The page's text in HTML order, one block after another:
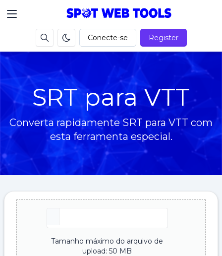
Conecte-se Register
SRT para VTT
Converta rapidamente SRT para VTT com
esta ferramenta especial.
Tamanho máximo do arquivo de
upload: 50 MB